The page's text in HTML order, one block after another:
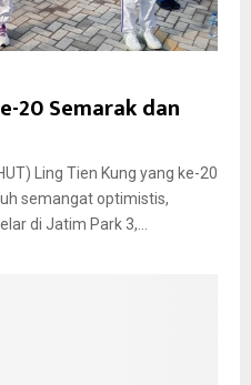
20 Semarak dan
Ling Tien Kung yang ke-20
semangat optimistis,
di Jatim Park 3,...